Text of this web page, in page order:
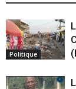
Politique